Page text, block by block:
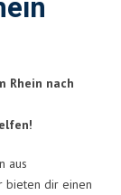
Rhein nach
aus
bieten dir einen